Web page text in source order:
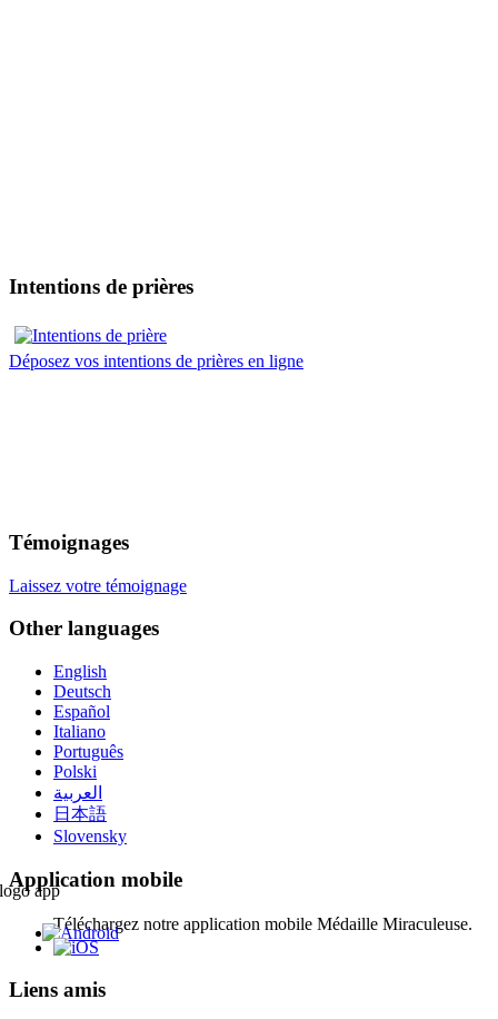
Intentions de prières
Déposez vos intentions de prières en ligne
Témoignages
Laissez votre témoignage
Other languages
English
Deutsch
Español
Italiano
Português
Polski
العربية
日本語
Slovensky
Application mobile
Téléchargez notre application mobile Médaille Miraculeuse.
Liens amis